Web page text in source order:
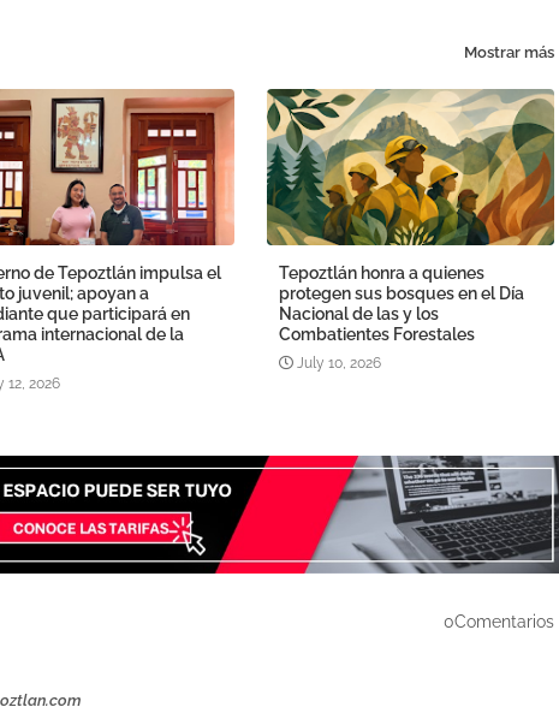
Mostrar más
de Tepoztlán impulsa el
juvenil; apoyan a
que participará en
internacional de la
12, 2026
Tepoztlán honra a quienes
protegen sus bosques en el Día
Nacional de las y los
Combatientes Forestales
July 10, 2026
0Comentarios